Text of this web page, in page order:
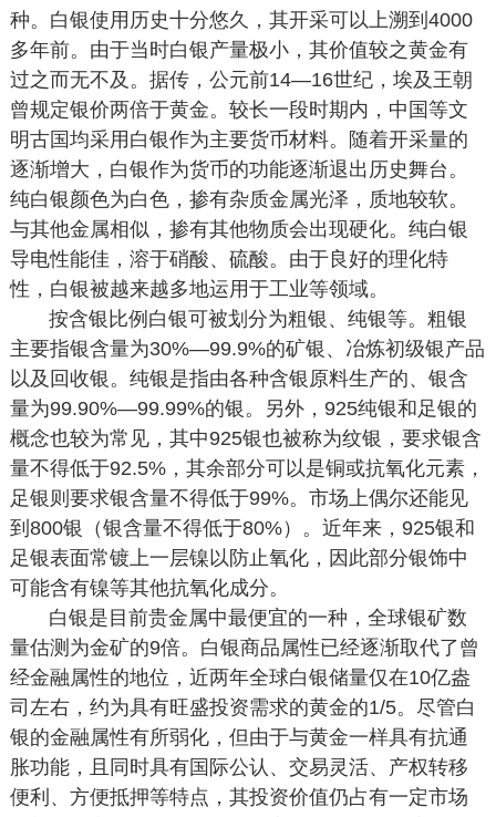
种。白银使用历史十分悠久，其开采可以上溯到4000
多年前。由于当时白银产量极小，其价值较之黄金有
过之而无不及。据传，公元前14—16世纪，埃及王朝
曾规定银价两倍于黄金。较长一段时期内，中国等文
明古国均采用白银作为主要货币材料。随着开采量的
逐渐增大，白银作为货币的功能逐渐退出历史舞台。
纯白银颜色为白色，掺有杂质金属光泽，质地较软。
与其他金属相似，掺有其他物质会出现硬化。纯白银
导电性能佳，溶于硝酸、硫酸。由于良好的理化特
性，白银被越来越多地运用于工业等领域。
按含银比例白银可被划分为粗银、纯银等。粗银
主要指银含量为30%—99.9%的矿银、冶炼初级银产品
以及回收银。纯银是指由各种含银原料生产的、银含
量为99.90%—99.99%的银。另外，925纯银和足银的
概念也较为常见，其中925银也被称为纹银，要求银含
量不得低于92.5%，其余部分可以是铜或抗氧化元素，
足银则要求银含量不得低于99%。市场上偶尔还能见
到800银（银含量不得低于80%）。近年来，925银和
足银表面常镀上一层镍以防止氧化，因此部分银饰中
可能含有镍等其他抗氧化成分。
白银是目前贵金属中最便宜的一种，全球银矿数
量估测为金矿的9倍。白银商品属性已经逐渐取代了曾
经金融属性的地位，近两年全球白银储量仅在10亿盎
司左右，约为具有旺盛投资需求的黄金的1/5。尽管白
银的金融属性有所弱化，但由于与黄金一样具有抗通
胀功能，且同时具有国际公认、交易灵活、产权转移
便利、方便抵押等特点，其投资价值仍占有一定市场